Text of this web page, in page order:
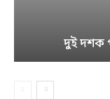
দুই দশক